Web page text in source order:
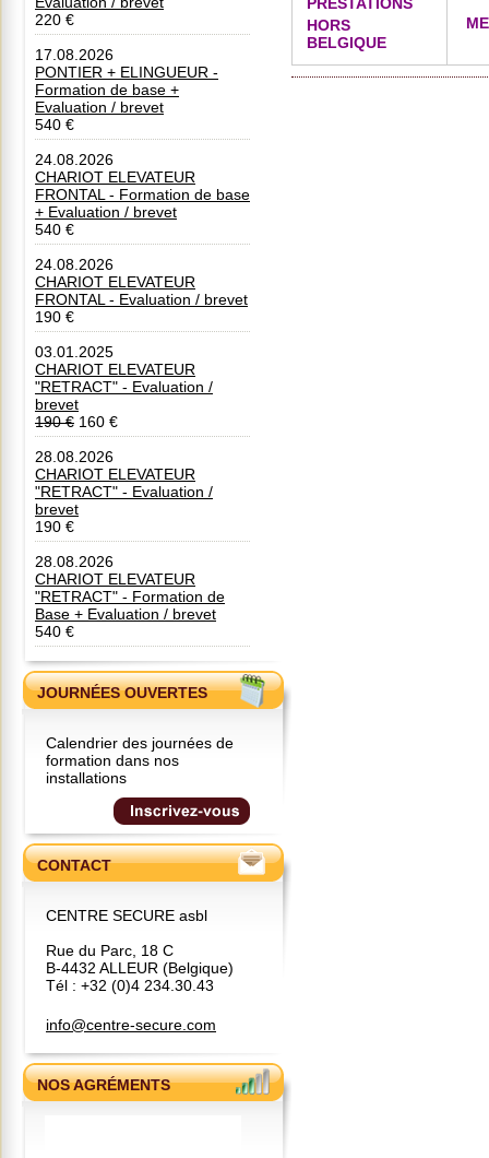
220 €
17.08.2026
PONTIER + ELINGUEUR -
Formation de base +
Evaluation / brevet
540 €
24.08.2026
CHARIOT ELEVATEUR
FRONTAL - Formation de base
+ Evaluation / brevet
540 €
24.08.2026
CHARIOT ELEVATEUR
FRONTAL - Evaluation / brevet
190 €
03.01.2025
CHARIOT ELEVATEUR
"RETRACT" - Evaluation /
brevet
190 € 160 €
28.08.2026
CHARIOT ELEVATEUR
"RETRACT" - Evaluation /
brevet
190 €
28.08.2026
CHARIOT ELEVATEUR
"RETRACT" - Formation de
Base + Evaluation / brevet
540 €
JOURNÉES OUVERTES
Calendrier des journées de
formation dans nos
installations
CONTACT
CENTRE SECURE asbl
Rue du Parc, 18 C
B-4432 ALLEUR (Belgique)
Tél : +32 (0)4 234.30.43
info@centre-secure.com
NOS AGRÉMENTS
HORS
BELGIQUE